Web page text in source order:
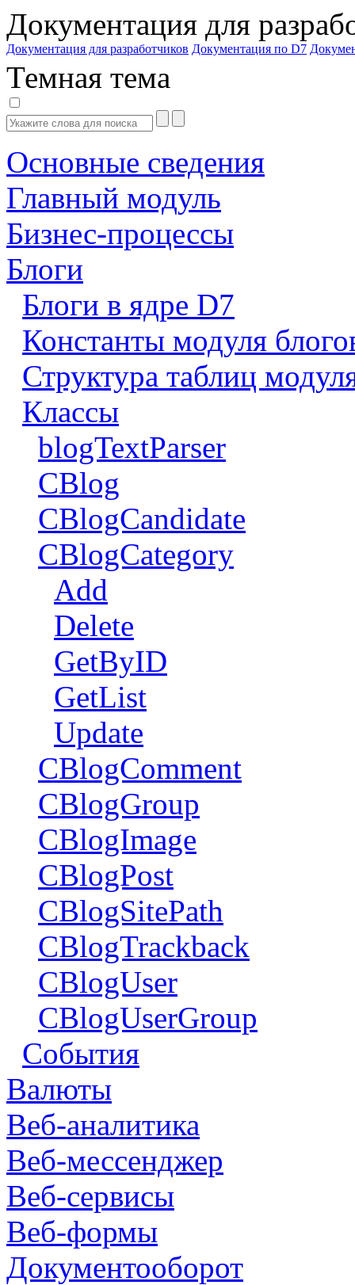
Документация для
Документация для разработчиков Документация по D7
Темная тема
Основные сведения
Главный модуль
Бизнес-процессы
Блоги
Блоги в ядре D7
Константы модуля
Структура таблиц
Классы
blogTextParser
CBlog
CBlogCandidate
CBlogCategory
Add
Delete
GetByID
GetList
Update
CBlogComment
CBlogGroup
CBlogImage
CBlogPost
CBlogSitePath
CBlogTrackback
CBlogUser
CBlogUserGroup
События
Валюты
Веб-аналитика
Веб-мессенджер
Веб-сервисы
Веб-формы
Документооборот